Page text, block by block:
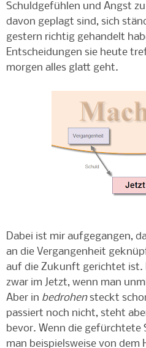
Schuldgefühlen und Angst
davon geplagt sind, sich
gestern richtig gehandelt
Entscheidungen sie heute
morgen alles glatt geht.
Dabei ist mir aufgegangen,
an die Vergangenheit
auf die Zukunft gerichtet ist.
zwar im Jetzt, wenn man
Aber in bedrohensteckt
passiert noch nicht, steht
bevor. Wenn die
man beispielsweise von dem